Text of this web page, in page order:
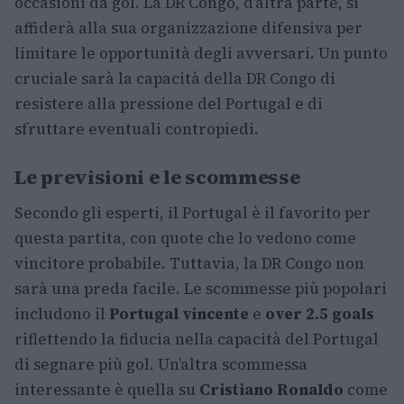
affiderà alla sua organizzazione difensiva per
limitare le opportunità degli avversari. Un punto
cruciale sarà la capacità della DR Congo di
resistere alla pressione del Portugal e di
sfruttare eventuali contropiedi.
Le previsioni e le scommesse
Secondo gli esperti, il Portugal è il favorito per
questa partita, con quote che lo vedono come
vincitore probabile. Tuttavia, la DR Congo non
sarà una preda facile. Le scommesse più popolari
includono il Portugal vincente e over 2.5 goals
riflettendo la fiducia nella capacità del Portugal
di segnare più gol. Un’altra scommessa
interessante è quella su Cristiano Ronaldo come